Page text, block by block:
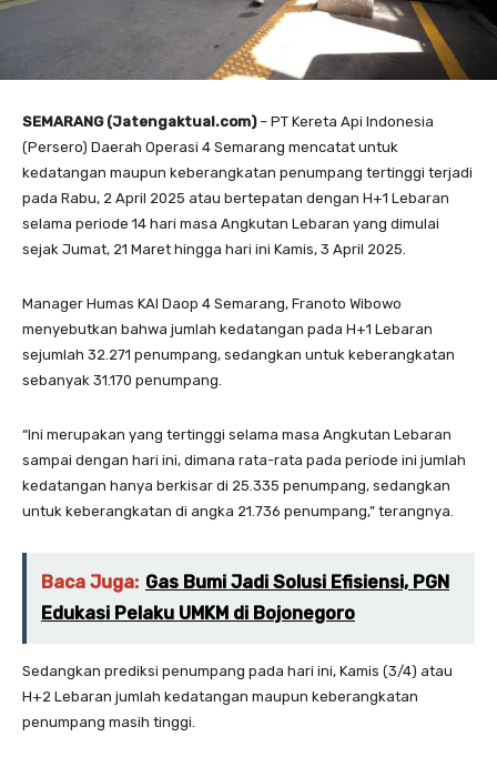
SEMARANG (Jatengaktual.com) – PT Kereta Api Indonesia
(Persero) Daerah Operasi 4 Semarang mencatat untuk
kedatangan maupun keberangkatan penumpang tertinggi terjadi
pada Rabu, 2 April 2025 atau bertepatan dengan H+1 Lebaran
selama periode 14 hari masa Angkutan Lebaran yang dimulai
sejak Jumat, 21 Maret hingga hari ini Kamis, 3 April 2025.
Manager Humas KAI Daop 4 Semarang, Franoto Wibowo
menyebutkan bahwa jumlah kedatangan pada H+1 Lebaran
sejumlah 32.271 penumpang, sedangkan untuk keberangkatan
sebanyak 31.170 penumpang.
“Ini merupakan yang tertinggi selama masa Angkutan Lebaran
sampai dengan hari ini, dimana rata-rata pada periode ini jumlah
kedatangan hanya berkisar di 25.335 penumpang, sedangkan
untuk keberangkatan di angka 21.736 penumpang,” terangnya.
Baca Juga: Gas Bumi Jadi Solusi Efisiensi, PGN
Edukasi Pelaku UMKM di Bojonegoro
Sedangkan prediksi penumpang pada hari ini, Kamis (3/4) atau
H+2 Lebaran jumlah kedatangan maupun keberangkatan
penumpang masih tinggi.